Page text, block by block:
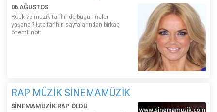
06 AĞUSTOS
Rock ve müzik tarihinde bugün neler
yaşandı? İşte tarihin sayfalarından birkaç
önemli not:
RAP MÜZİK SİNEMAMÜZİK
SİNEMAMÜZİK RAP OLDU